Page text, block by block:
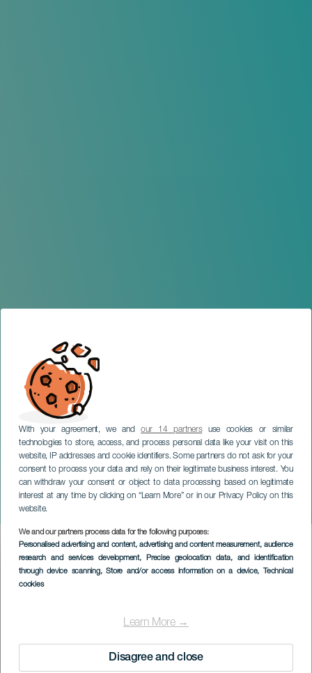
With your agreement, we andour 14 partnersuse cookies or similar
technologies to store, access, and process personal data like your visit on this
website, IP addresses and cookie identifiers. Some partners do not ask for your
consent to process your data and rely on their legitimate business interest. You
can withdraw your consent or object to data processing based on legitimate
interest at any time by clicking on “Learn More” or in our Privacy Policy on this
website.
We and our partners process data for the following purposes:
Personalised advertising and content, advertising and content measurement, audience
research and services development, Precise geolocation data, and identification
through device scanning, Store and/or access information on a device, Technical
cookies
Learn More →
Disagree and close
Orchestra Filarmonica di
Gran Canaria
LANZAROTE
Imagen
Listado